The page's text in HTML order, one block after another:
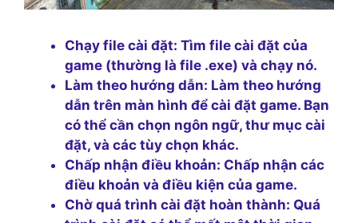
Chạy file cài đặt: Tìm file cài đặt của
game (thường là file .exe) và chạy nó.
Làm theo hướng dẫn: Làm theo hướng
dẫn trên màn hình để cài đặt game. Bạn
có thể cần chọn ngôn ngữ, thư mục cài
đặt, và các tùy chọn khác.
Chấp nhận điều khoản: Chấp nhận các
điều khoản và điều kiện của game.
Chờ quá trình cài đặt hoàn thành: Quá